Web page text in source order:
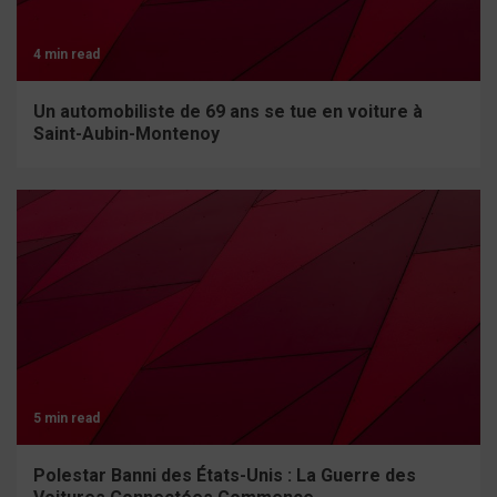
4 min read
Un automobiliste de 69 ans se tue en voiture à
Saint-Aubin-Montenoy
5 min read
Polestar Banni des États-Unis : La Guerre des